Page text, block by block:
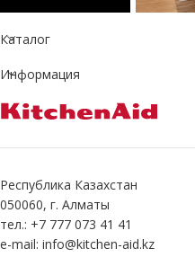
Каталог
Информация
Республика Казахстан
050060, г. Алматы
тел.: +7 777 073 41 41
e-mail: info@kitchen-aid.kz